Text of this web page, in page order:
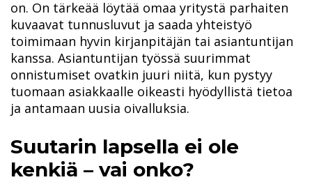
on. On tärkeää löytää omaa yritystä parhaiten
kuvaavat tunnusluvut ja saada yhteistyö
toimimaan hyvin kirjanpitäjän tai asiantuntijan
kanssa. Asiantuntijan työssä suurimmat
onnistumiset ovatkin juuri niitä, kun pystyy
tuomaan asiakkaalle oikeasti hyödyllistä tietoa
ja antamaan uusia oivalluksia.
Suutarin lapsella ei ole
kenkiä – vai onko?